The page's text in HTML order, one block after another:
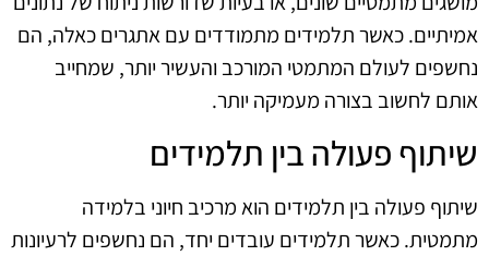
אמיתיים. כאשר תלמידים מתמודדים עם אתגרים כאלה, הם
נחשפים לעולם המתמטי המורכב והעשיר יותר, שמחייב
אותם לחשוב בצורה מעמיקה יותר.
שיתוף פעולה בין תלמידים
שיתוף פעולה בין תלמידים הוא מרכיב חיוני בלמידה
מתמטית. כאשר תלמידים עובדים יחד, הם נחשפים לרעיונות